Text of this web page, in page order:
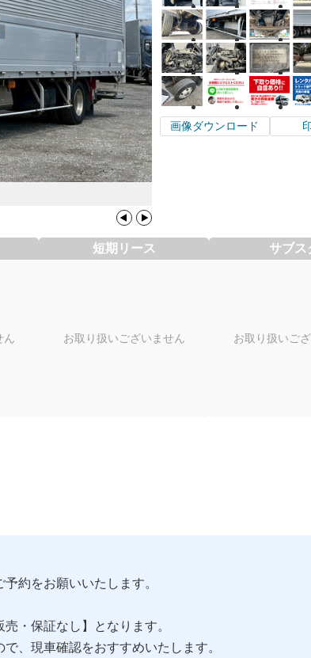
画像ダウンロード
ん
短期リース
お取り扱いございません
サブス
お取り扱いご
約をお願いいたします。
・保証なし】となります。
、現車確認をおすすめいたします。